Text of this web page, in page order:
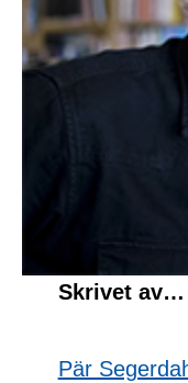
Skrivet av…
Pär